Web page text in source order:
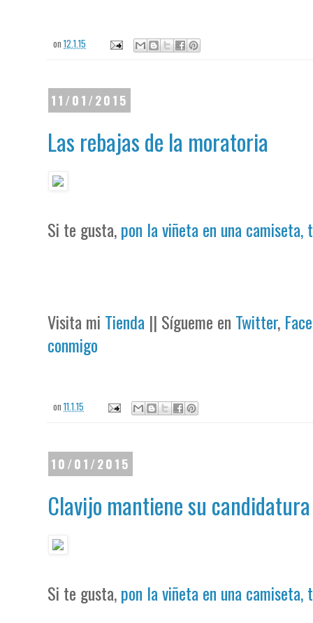
on12.1.15
11/01/2015
Las rebajas de la moratoria
Si te gusta,pon la viñeta en una camiseta,
Visita mi Tienda || Sígueme en Twitter,
conmigo
on11.1.15
10/01/2015
Clavijo mantiene su candidatura
Si te gusta,pon la viñeta en una camiseta,